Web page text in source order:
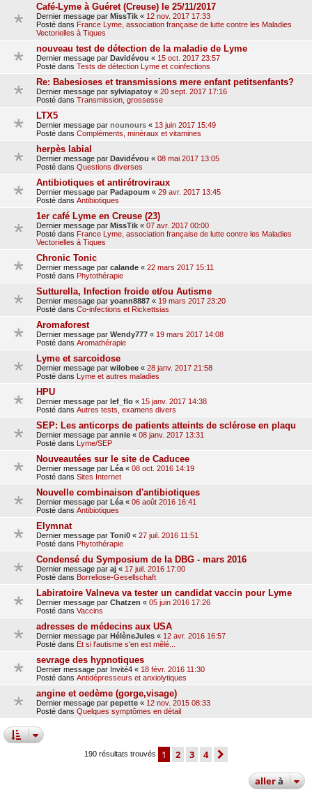
Café-Lyme à Guéret (Creuse) le 25/11/2017
Dernier message par MissTik « 12 nov. 2017 17:33
Posté dans France Lyme, association française de lutte contre les Maladies
Vectorielles à Tiques
nouveau test de détection de la maladie de Lyme
Dernier message par Davidévou « 15 oct. 2017 23:57
Posté dans Tests de détection Lyme et coinfections
Re: Babesioses et transmissions mere enfant petitsenfants?
Dernier message par sylviapatoy « 20 sept. 2017 17:16
Posté dans Transmission, grossesse
LTX5
Dernier message par nounours « 13 juin 2017 15:49
Posté dans Compléments, minéraux et vitamines
herpès labial
Dernier message par Davidévou « 08 mai 2017 13:05
Posté dans Questions diverses
Antibiotiques et antirétroviraux
Dernier message par Padapoum « 29 avr. 2017 13:45
Posté dans Antibiotiques
1er café Lyme en Creuse (23)
Dernier message par MissTik « 07 avr. 2017 00:00
Posté dans France Lyme, association française de lutte contre les Maladies
Vectorielles à Tiques
Chronic Tonic
Dernier message par calande « 22 mars 2017 15:11
Posté dans Phytothérapie
Sutturella, Infection froide et/ou Autisme
Dernier message par yoann8887 « 19 mars 2017 23:20
Posté dans Co-infections et Rickettsias
Aromaforest
Dernier message par Wendy777 « 19 mars 2017 14:08
Posté dans Aromathérapie
Lyme et sarcoidose
Dernier message par wilobee « 28 janv. 2017 21:58
Posté dans Lyme et autres maladies
HPU
Dernier message par lef_flo « 15 janv. 2017 14:38
Posté dans Autres tests, examens divers
SEP: Les anticorps de patients atteints de sclérose en plaqu
Dernier message par annie « 08 janv. 2017 13:31
Posté dans Lyme/SEP
Nouveautées sur le site de Caducee
Dernier message par Léa « 08 oct. 2016 14:19
Posté dans Sites Internet
Nouvelle combinaison d'antibiotiques
Dernier message par Léa « 06 août 2016 16:41
Posté dans Antibiotiques
Elymnat
Dernier message par Toni0 « 27 juil. 2016 11:51
Posté dans Phytothérapie
Condensé du Symposium de la DBG - mars 2016
Dernier message par aj « 17 juil. 2016 17:00
Posté dans Borreliose-Gesellschaft
Labiratoire Valneva va tester un candidat vaccin pour Lyme
Dernier message par Chatzen « 05 juin 2016 17:26
Posté dans Vaccins
adresses de médecins aux USA
Dernier message par HélèneJules « 12 avr. 2016 16:57
Posté dans Et si l'autisme s'en est mêlé...
sevrage des hypnotiques
Dernier message par Invité4 « 18 févr. 2016 11:30
Posté dans Antidépresseurs et anxiolytiques
angine et oedème (gorge,visage)
Dernier message par pepette « 12 nov. 2015 08:33
Posté dans Quelques symptômes en détail
190 résultats trouvés 1 2 3 4
allerà